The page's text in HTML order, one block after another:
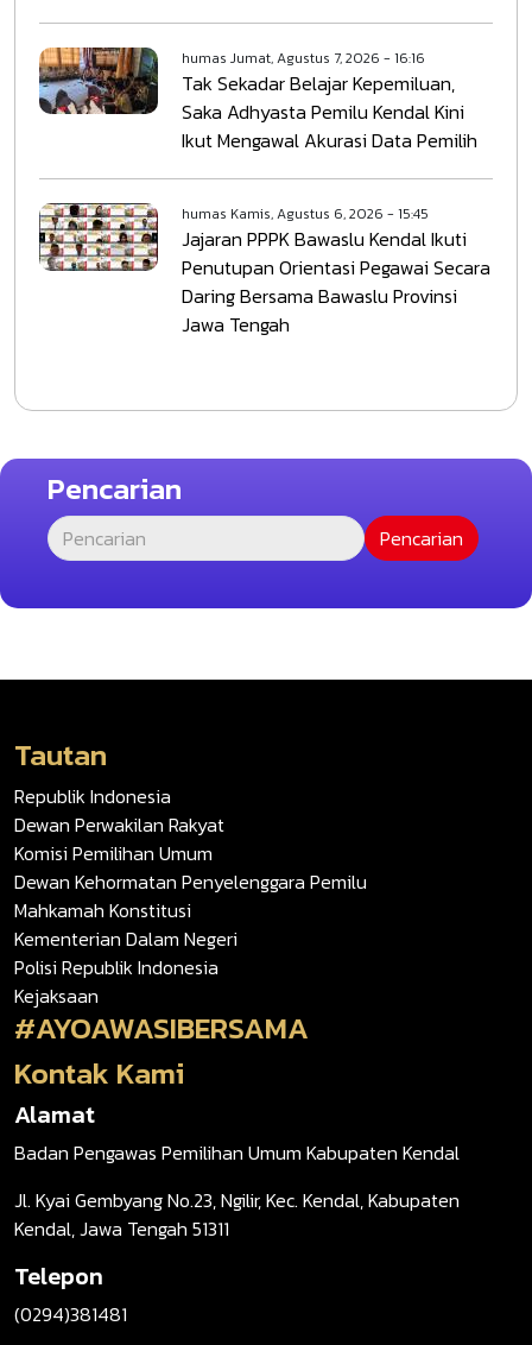
humas Jumat, Agustus 7, 2026 - 16:16
Tak Sekadar Belajar Kepemiluan,
Saka Adhyasta Pemilu Kendal Kini
Ikut Mengawal Akurasi Data Pemilih
humas Kamis, Agustus 6, 2026 - 15:45
Jajaran PPPK Bawaslu Kendal Ikuti
Penutupan Orientasi Pegawai Secara
Daring Bersama Bawaslu Provinsi
Jawa Tengah
Pencarian
Tautan
Republik Indonesia
Dewan Perwakilan Rakyat
Komisi Pemilihan Umum
Dewan Kehormatan Penyelenggara Pemilu
Mahkamah Konstitusi
Kementerian Dalam Negeri
Polisi Republik Indonesia
Kejaksaan
#AYOAWASIBERSAMA
Kontak Kami
Alamat
Badan Pengawas Pemilihan Umum Kabupaten Kendal
Jl. Kyai Gembyang No.23, Ngilir, Kec. Kendal, Kabupaten
Kendal, Jawa Tengah 51311
Telepon
(0294)381481